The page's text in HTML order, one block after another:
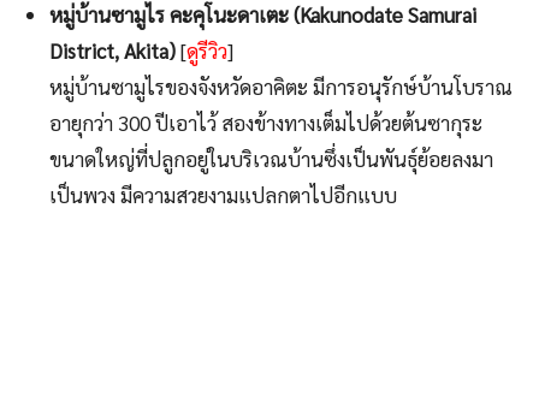
หมู่บ้านซามูไร คะคุโนะดาเตะ (Kakunodate Samurai
District, Akita)[ดูรีวิว]
หมู่บ้านซามูไรของจังหวัดอาคิตะ มีการอนุรักษ์บ้านโบราณ
อายุกว่า 300 ปีเอาไว้ สองข้างทางเต็มไปด้วยต้นซากุระ
ขนาดใหญ่ที่ปลูกอยู่ในบริเวณบ้านซึ่งเป็นพันธุ์ย้อยลงมา
เป็นพวง มีความสวยงามแปลกตาไปอีกแบบ